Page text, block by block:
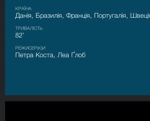
КРАЇНА
Данія, Бразилія, Франція, Португалія,
ТРИВАЛІСТЬ
82’
РЕЖИСЕР(К)И
Петра Коста, Леа Ґлоб